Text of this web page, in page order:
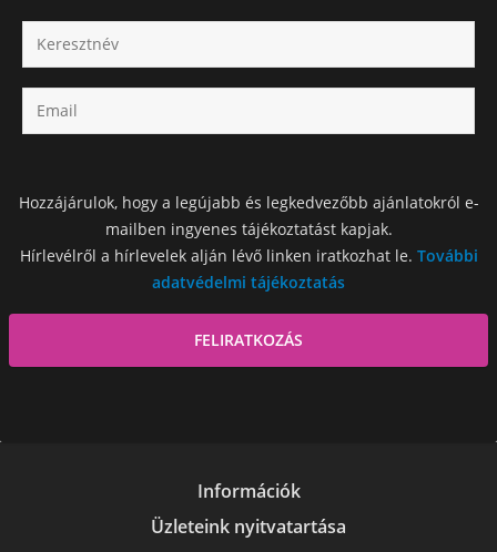
Hozzájárulok, hogy a legújabb és legkedvezőbb ajánlatokról e-
mailben ingyenes tájékoztatást kapjak.
Hírlevélről a hírlevelek alján lévő linken iratkozhat le. További
adatvédelmi tájékoztatás
Információk
Üzleteink nyitvatartása